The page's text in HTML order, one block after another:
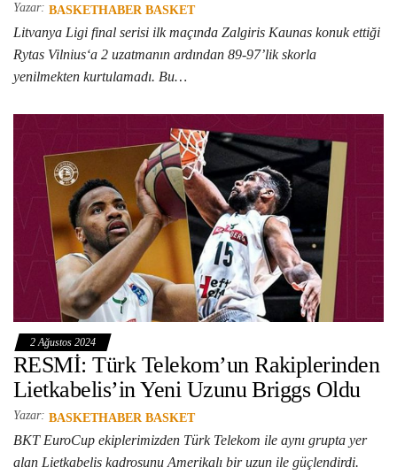
Yazar: BASKETHABER BASKET
Litvanya Ligi final serisi ilk maçında Zalgiris Kaunas konuk ettiği
Rytas Vilnius‘a 2 uzatmanın ardından 89-97’lik skorla
yenilmekten kurtulamadı. Bu…
2 Ağustos 2024
RESMİ: Türk Telekom’un Rakiplerinden
Lietkabelis’in Yeni Uzunu Briggs Oldu
Yazar: BASKETHABER BASKET
BKT EuroCup ekiplerimizden Türk Telekom ile aynı grupta yer
alan Lietkabelis kadrosunu Amerikalı bir uzun ile güçlendirdi.